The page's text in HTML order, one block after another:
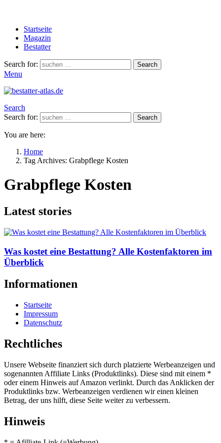
Startseite
Magazin
Bestatter
Search for: Search
Menu
Search
Search for:
Search
You are here:
Home
Tag Archives: Grabpflege Kosten
Grabpflege Kosten
Latest stories
Was kostet eine Bestattung? Alle Kostenfaktoren im
Überblick
Informationen
Startseite
Impressum
Datenschutz
Rechtliches
Unsere Webseite finanziert sich durch platzierte Werbeanzeigen und
sogenannten Affiliate Links (Produktlinks). Diese sind mit einem *
oder einem Hinweis auf Amazon verlinkt. Durch das Anklicken der
Produktlinks bzw. Werbeanzeigen verdienen wir einen kleinen
Betrag, der uns hilft, diese Seite weiter zu verbessern.
Hinweis